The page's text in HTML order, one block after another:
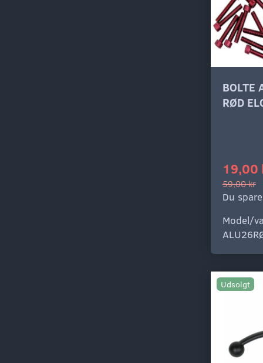
BOLTE
RØD
19,00
59,00 kr
Du
Model/
Udsolgt